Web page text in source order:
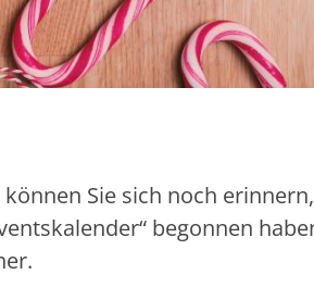
Sie sich noch
begonnen